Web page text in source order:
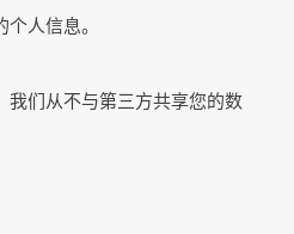
人信息。
我们从不与第三方共享您的数